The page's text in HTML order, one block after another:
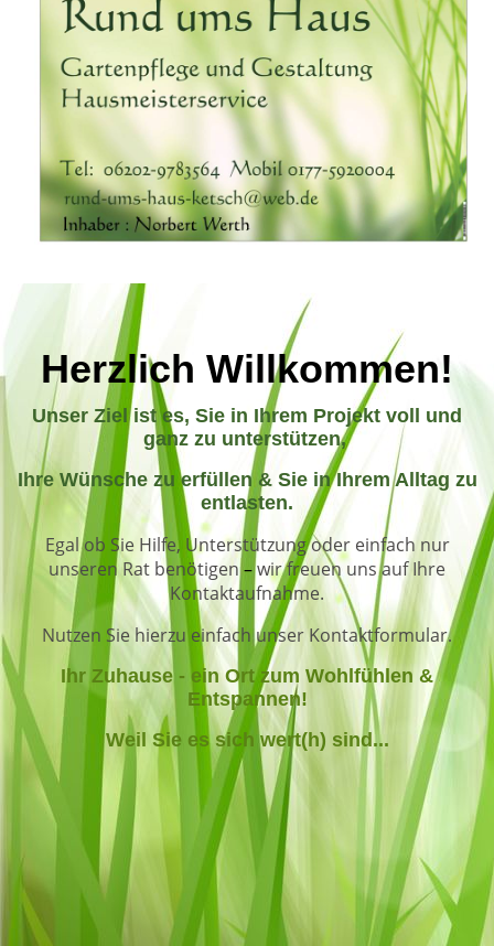
Herzlich Willkommen!
Unser Ziel ist es, Sie in Ihrem Projekt voll und
ganz zu unterstützen,
Ihre Wünsche zu erfüllen & Sie in Ihrem Alltag zu
entlasten.
Egal ob Sie Hilfe, Unterstützung oder einfach nur
unseren Rat benötigen–wir freuen uns auf Ihre
Kontaktaufnahme.
Nutzen Sie hierzu einfach unserKontaktformular.
Ihr Zuhause - ein Ort zum Wohlfühlen &
Entspannen!
Weil Sie es sich wert(h) sind...